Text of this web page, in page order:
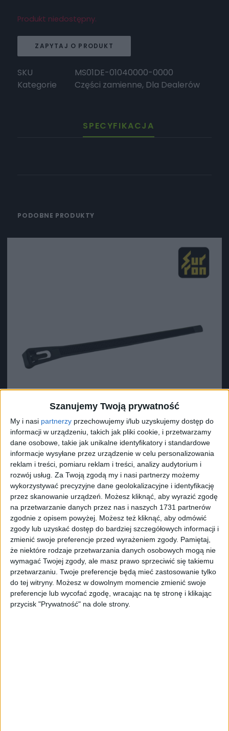
Szanujemy Twoją prywatność
My i nasi partnerzy przechowujemy i/lub uzyskujemy dostęp do
informacji w urządzeniu, takich jak pliki cookie, i przetwarzamy
dane osobowe, takie jak unikalne identyfikatory i standardowe
informacje wysyłane przez urządzenie w celu personalizowania
reklam i treści, pomiaru reklam i treści, analizy audytorium i
rozwój usług. Za Twoją zgodą my i nasi partnerzy możemy
wykorzystywać precyzyjne dane geolokalizacyjne i identyfikację
przez skanowanie urządzeń. Możesz kliknąć, aby wyrazić zgodę
na przetwarzanie danych przez nas i naszych 1731 partnerów
zgodnie z opisem powyżej. Możesz też kliknąć, aby odmówić
zgody lub uzyskać dostęp do bardziej szczegółowych informacji i
zmienić swoje preferencje przed wyrażeniem zgody. Pamiętaj,
że niektóre rodzaje przetwarzania danych osobowych mogą nie
wymagać Twojej zgody, ale masz prawo sprzeciwić się takiemu
przetwarzaniu. Twoje preferencje będą mieć zastosowanie tylko
do tej witryny. Możesz w dowolnym momencie zmienić swoje
preferencje lub wycofać zgodę, wracając na tę stronę i klikając
przycisk "Prywatność" na dole strony.
Produkt niedostępny.
ZAPYTAJ O PRODUKT
SKU
MS01DE-01040000-0000
Kategorie
Części zamienne, Dla Dealerów
SPECYFIKACJA
PODOBNE PRODUKTY
Surron Zapinka nylonowa
0,49zł
ZOBACZ WIĘCEJ
PROMOCJA!